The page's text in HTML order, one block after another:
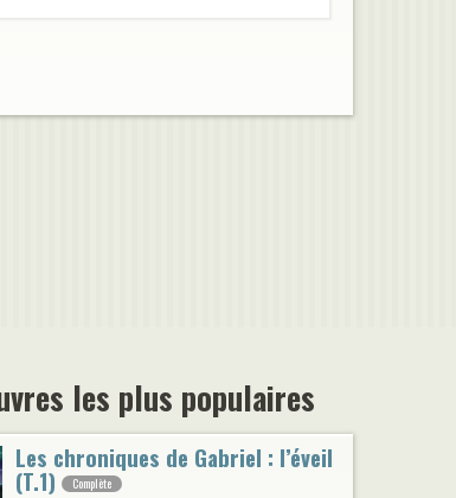
les plus populaires
Les chroniques de Gabriel : l’éveil
(T.1) Complète